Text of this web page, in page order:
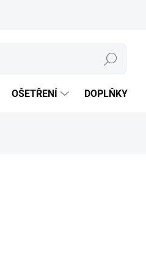
Hledat
OŠETŘENÍ DOPLŇKY